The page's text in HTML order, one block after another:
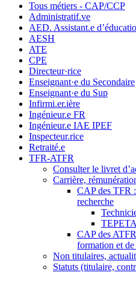
Tous métiers - CAP/CCP
Administratif.ve
AED. Assistant.e
AESH
ATE
CPE
Directeur·rice
Enseignant·e du Secondaire
Enseignant·e du Sup
Infirmi.er.ière
Ingénieur.e FR
Ingénieur.e IAE IPEF
Inspecteur.rice
Retraité.e
TFR-ATFR
Consulter le livret
Carrière,
CAP des TFR
recherche
CAP des
formation et de
Non titulaires,
Statuts (titulaire,